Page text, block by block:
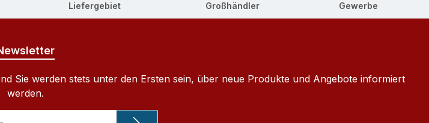
Liefergebiet
Großhändler
Gewerbe
Sie werden stets unter den Ersten sein, über neue Produkte und Angebote informiert
werden.